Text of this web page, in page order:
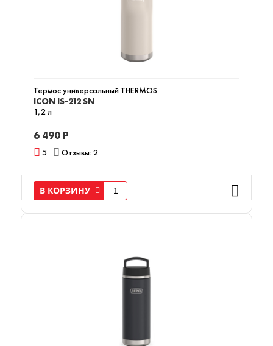
Термос универсальный THERMOS
ICON IS-212 SN
1,2 л
6 490 Р
5 Отзывы: 2
В КОРЗИНУ